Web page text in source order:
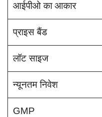
आईपीओ का आकार
प्राइस बैंड
लॉट साइज
न्यूनतम निवेश
GMP